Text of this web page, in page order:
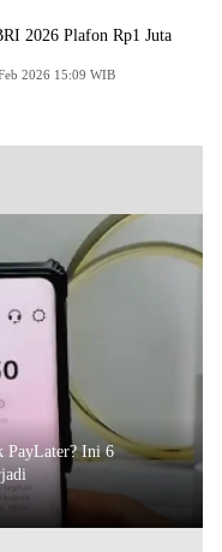
2026 Plafon Rp1 Juta
Minggu, 8 Feb 2026 15:09 WIB
PayLater? Ini 6